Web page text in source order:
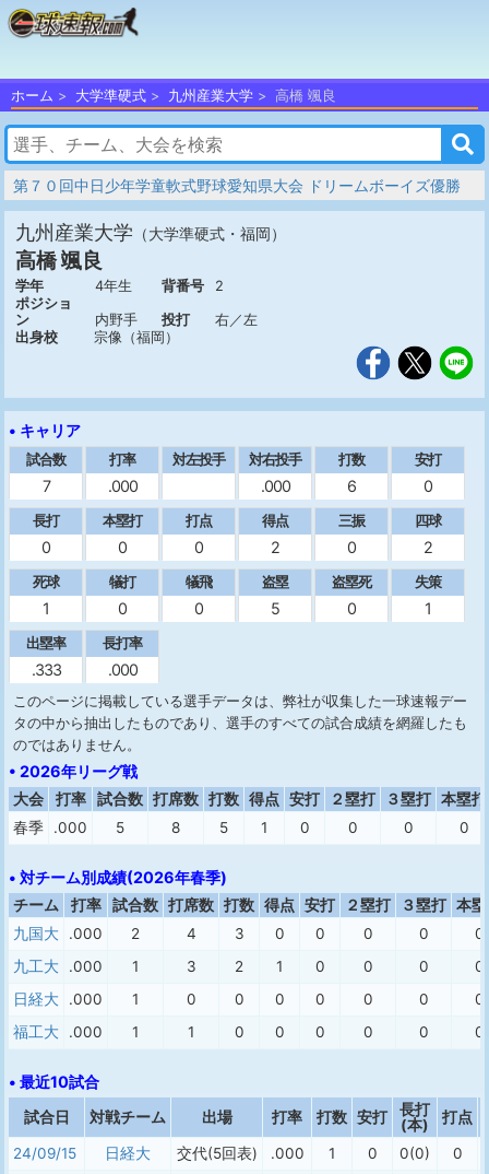
ホーム 大学準硬式 九州産業大学 高橋 颯良
第７０回中日少年学童軟式野球愛知県大会 ドリームボーイズ優勝
九州産業大学 （大学準硬式・福岡）
高橋 颯良
学年 4年生 背番号
2
ポジショ
ン
内野手 投打
右／左
出身校
宗像（福岡）
• キャリア
試合数
7
打率
.000
対左投手 対右投手
.000
打数
6
安打
0
長打
0
本塁打
0
打点
0
得点
2
三振
0
四球
2
死球
1
犠打
0
犠飛
0
盗塁
5
盗塁死
0
失策
1
出塁率
.333
長打率
.000
このページに掲載している選手データは、弊社が収集した一球速報デー
タの中から抽出したものであり、選手のすべての試合成績を網羅したも
のではありません。
• 2026年リーグ戦
大会 打率 試合数 打席数 打数 得点 安打 ２塁打 ３塁打 本塁打
春季
.000 5 8 5 1 0 0 0 0
• 対チーム別成績(2026年春季)
チーム 打率 試合数 打席数 打数 得点 安打 ２塁打 ３塁打 本
九国大
.000 2 4 3 0 0 0 0
0
九工大
.000 1 3 2 1 0 0 0
0
日経大
.000 1 0 0 0 0 0 0
0
福工大
.000 1 1 0 0 0 0 0 0
• 最近10試合
試合日 対戦チーム 出場 打率 打数 安打
長打
(本)
打点
24/09/15 日経大 交代(5回表) .000 1 0 0(0)
0